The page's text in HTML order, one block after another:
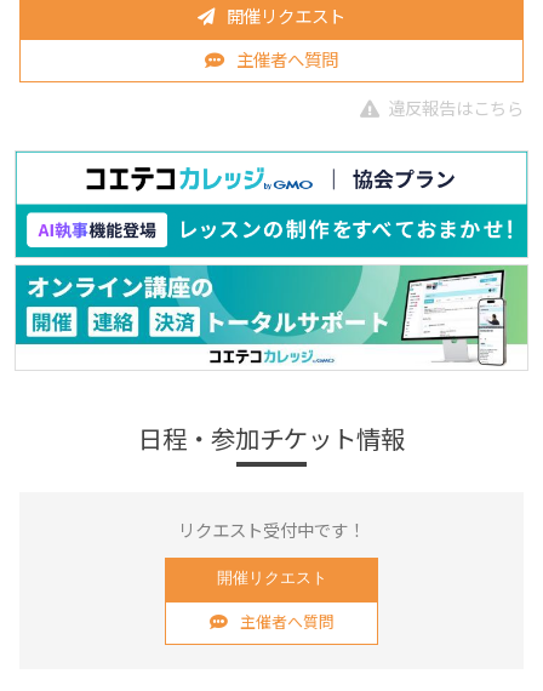
開催リクエスト
主催者へ質問
違反報告はこちら
日程・参加チケット情報
リクエスト受付中です！
開催リクエスト
主催者へ質問